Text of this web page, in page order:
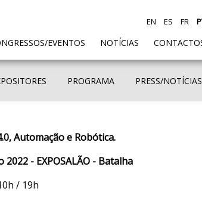
EVENTOS NOTÍCIAS
EN ES FR
PROGRAMA PRESS/NOTÍCIAS
Automação e Robótica.
- EXPOSALÃO - Batalha
/ 19h